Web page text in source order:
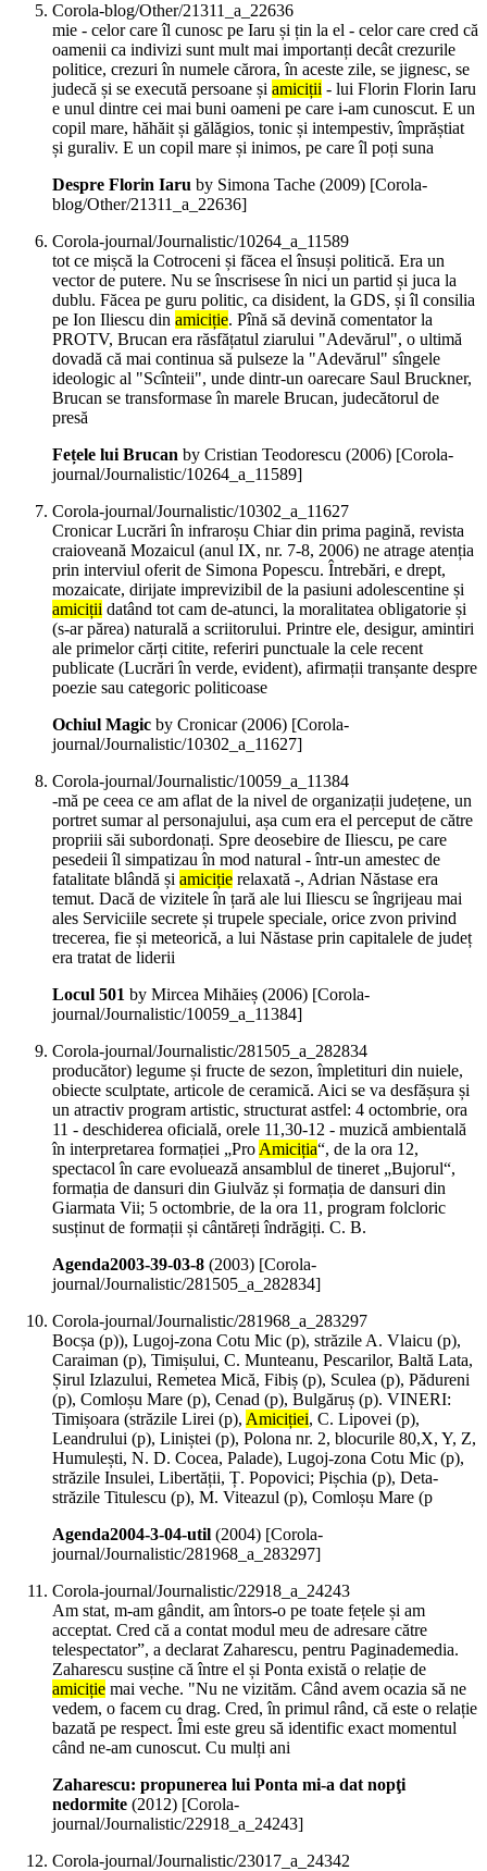
Corola-blog/Other/21311_a_22636
mie - celor care îl cunosc pe Iaru și țin la el - celor care cred că
oamenii ca indivizi sunt mult mai importanți decât crezurile
politice, crezuri în numele cărora, în aceste zile, se jignesc, se
judecă și se execută persoane și amiciții - lui Florin Florin Iaru
e unul dintre cei mai buni oameni pe care i-am cunoscut. E un
copil mare, hăhăit și gălăgios, tonic și intempestiv, împrăștiat
și guraliv. E un copil mare și inimos, pe care îl poți suna
Despre Florin Iaru by Simona Tache (2009) [Corola-
blog/Other/21311_a_22636]
Corola-journal/Journalistic/10264_a_11589
tot ce mișcă la Cotroceni și făcea el însuși politică. Era un
vector de putere. Nu se înscrisese în nici un partid și juca la
dublu. Făcea pe guru politic, ca disident, la GDS, și îl consilia
pe Ion Iliescu din amiciție. Pînă să devină comentator la
PROTV, Brucan era răsfățatul ziarului "Adevărul", o ultimă
dovadă că mai continua să pulseze la "Adevărul" sîngele
ideologic al "Scînteii", unde dintr-un oarecare Saul Bruckner,
Brucan se transformase în marele Brucan, judecătorul de
presă
Fețele lui Brucan by Cristian Teodorescu (2006) [Corola-
journal/Journalistic/10264_a_11589]
Corola-journal/Journalistic/10302_a_11627
Cronicar Lucrări în infraroșu Chiar din prima pagină, revista
craioveană Mozaicul (anul IX, nr. 7-8, 2006) ne atrage atenția
prin interviul oferit de Simona Popescu. Întrebări, e drept,
mozaicate, dirijate imprevizibil de la pasiuni adolescentine și
amiciții datând tot cam de-atunci, la moralitatea obligatorie și
(s-ar părea) naturală a scriitorului. Printre ele, desigur, amintiri
ale primelor cărți citite, referiri punctuale la cele recent
publicate (Lucrări în verde, evident), afirmații tranșante despre
poezie sau categoric politicoase
Ochiul Magic by Cronicar (2006) [Corola-
journal/Journalistic/10302_a_11627]
Corola-journal/Journalistic/10059_a_11384
-mă pe ceea ce am aflat de la nivel de organizații județene, un
portret sumar al personajului, așa cum era el perceput de către
propriii săi subordonați. Spre deosebire de Iliescu, pe care
pesedeii îl simpatizau în mod natural - într-un amestec de
fatalitate blândă și amiciție relaxată -, Adrian Năstase era
temut. Dacă de vizitele în țară ale lui Iliescu se îngrijeau mai
ales Serviciile secrete și trupele speciale, orice zvon privind
trecerea, fie și meteorică, a lui Năstase prin capitalele de județ
era tratat de liderii
Locul 501 by Mircea Mihăieș (2006) [Corola-
journal/Journalistic/10059_a_11384]
Corola-journal/Journalistic/281505_a_282834
producător) legume și fructe de sezon, împletituri din nuiele,
obiecte sculptate, articole de ceramică. Aici se va desfășura și
un atractiv program artistic, structurat astfel: 4 octombrie, ora
11 - deschiderea oficială, orele 11,30-12 - muzică ambientală
în interpretarea formației „ProAmiciția“, de la ora 12,
spectacol în care evoluează ansamblul de tineret „Bujorul“,
formația de dansuri din Giulvăz și formația de dansuri din
Giarmata Vii; 5 octombrie, de la ora 11, program folcloric
susținut de formații și cântăreți îndrăgiți. C. B.
Agenda2003-39-03-8 (2003) [Corola-
journal/Journalistic/281505_a_282834]
Corola-journal/Journalistic/281968_a_283297
Bocșa (p)), Lugoj-zona Cotu Mic (p), străzile A. Vlaicu (p),
Caraiman (p), Timișului, C. Munteanu, Pescarilor, Baltă Lata,
Șirul Izlazului, Remetea Mică, Fibiș (p), Sculea (p), Pădureni
(p), Comloșu Mare (p), Cenad (p), Bulgăruș (p). VINERI:
Timișoara (străzile Lirei (p), Amiciției, C. Lipovei (p),
Leandrului (p), Liniștei (p), Polona nr. 2, blocurile 80,X, Y, Z,
Humulești, N. D. Cocea, Palade), Lugoj-zona Cotu Mic (p),
străzile Insulei, Libertății, Ț. Popovici; Pișchia (p), Deta-
străzile Titulescu (p), M. Viteazul (p), Comloșu Mare (p
Agenda2004-3-04-util (2004) [Corola-
journal/Journalistic/281968_a_283297]
Corola-journal/Journalistic/22918_a_24243
Am stat, m-am gândit, am întors-o pe toate fețele și am
acceptat. Cred că a contat modul meu de adresare către
telespectator”, a declarat Zaharescu, pentru Paginademedia.
Zaharescu susține că între el și Ponta există o relație de
amiciție mai veche. "Nu ne vizităm. Când avem ocazia să ne
vedem, o facem cu drag. Cred, în primul rând, că este o relație
bazată pe respect. Îmi este greu să identific exact momentul
când ne-am cunoscut. Cu mulți ani
Zaharescu: propunerea lui Ponta mi-a dat nopţi
nedormite (2012) [Corola-
journal/Journalistic/22918_a_24243]
Corola-journal/Journalistic/23017_a_24342